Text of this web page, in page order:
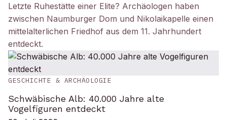
Letzte Ruhestätte einer Elite? Archäologen haben
zwischen Naumburger Dom und Nikolaikapelle einen
mittelalterlichen Friedhof aus dem 11. Jahrhundert
entdeckt.
GESCHICHTE & ARCHÄOLOGIE
Schwäbische Alb: 40.000 Jahre alte
Vogelfiguren entdeckt